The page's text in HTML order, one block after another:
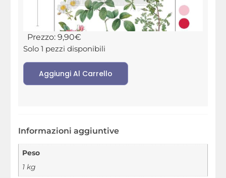
Prezzo: 9,90€
Solo 1 pezzi disponibili
Aggiungi Al Carrello
Informazioni aggiuntive
Peso
1 kg